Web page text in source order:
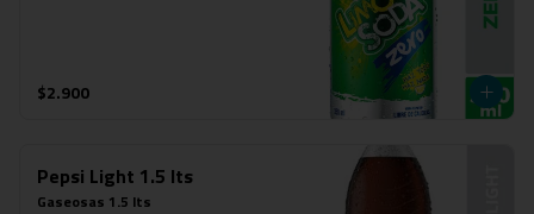
$2.900
Pepsi Light 1.5 lts
Gaseosas 1.5 lts